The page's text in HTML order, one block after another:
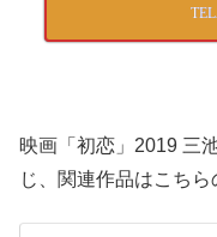
映画「初恋」2019 三
じ、関連作品はこちら